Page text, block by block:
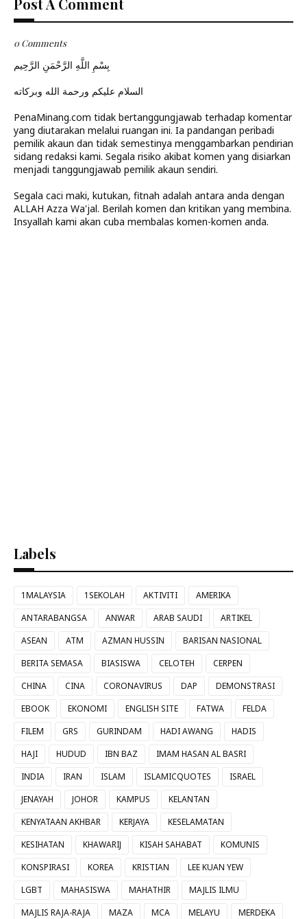
0 Comments
بِسْمِ اللَّهِ الرَّحْمَنِ الرَّحِيم
السلام عليكم ورحمة الله وبركاته
PenaMinang.com tidak bertanggungjawab terhadap komentar
yang diutarakan melalui ruangan ini. Ia pandangan peribadi
pemilik akaun dan tidak semestinya menggambarkan pendirian
sidang redaksi kami. Segala risiko akibat komen yang disiarkan
menjadi tanggungjawab pemilik akaun sendiri.
Segala caci maki, kutukan, fitnah adalah antara anda dengan
ALLAH Azza Wa'jal. Berilah komen dan kritikan yang membina.
Insyallah kami akan cuba membalas komen-komen anda.
Labels
1MALAYSIA 1SEKOLAH AKTIVITI
AMERIKA
ANTARABANGSA
ANWAR ARAB SAUDI
ARTIKEL
ASEAN
ATM AZMAN HUSSIN
BARISAN NASIONAL
BERITA SEMASA
BIASISWA CELOTEH
CERPEN
CHINA
CINA CORONAVIRUS DAP
DEMONSTRASI
EBOOK
EKONOMI ENGLISH SITE FATWA
FELDA
FILEM
GRS GURINDAM HADI AWANG
HADIS
HAJI
HUDUD IBN BAZ
IMAM HASAN AL BASRI
INDIA
IRAN ISLAM ISLAMICQUOTES
ISRAEL
JENAYAH
JOHOR KAMPUS
KELANTAN
KENYATAAN AKHBAR
KERJAYA
KESELAMATAN
KESIHATAN
KHAWARIJ KISAH SAHABAT
KOMUNIS
KONSPIRASI
KOREA KRISTIAN
LEE KUAN YEW
LGBT
MAHASISWA MAHATHIR
MAJLIS ILMU
MAJLIS RAJA-RAJA
MAZA MCA MELAYU
MERDEKA